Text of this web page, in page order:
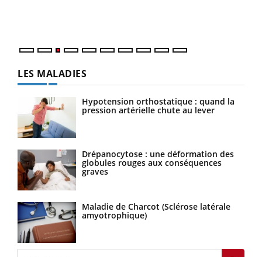
LES MALADIES
Hypotension orthostatique : quand la
pression artérielle chute au lever
Drépanocytose : une déformation des
globules rouges aux conséquences
graves
Maladie de Charcot (Sclérose latérale
amyotrophique)